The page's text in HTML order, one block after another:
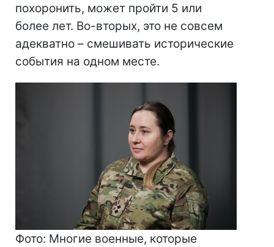
похоронить, может пройти 5 или
более лет. Во-вторых, это не совсем
адекватно – смешивать исторические
события на одном месте.
Фото: Многие военные, которые